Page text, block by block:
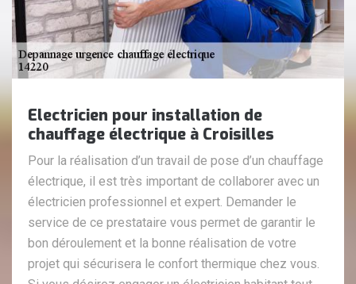
Electricien pour installation de
chauffage électrique à Croisilles
Pour la réalisation d’un travail de pose d’un chauffage
électrique, il est très important de collaborer avec un
électricien professionnel et expert. Demander le
service de ce prestataire vous permet de garantir le
bon déroulement et la bonne réalisation de votre
projet qui sécurisera le confort thermique chez vous.